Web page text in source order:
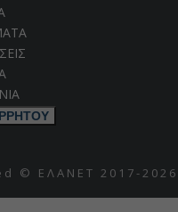
© ΕΛΑΝΕΤ 2017-2026